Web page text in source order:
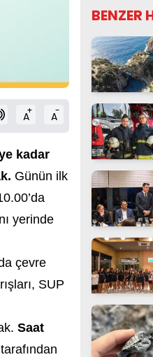
A+ A-
kadar
Günün ilk
yerinde
çevre
SUP
Saat
tarafından
BENZER